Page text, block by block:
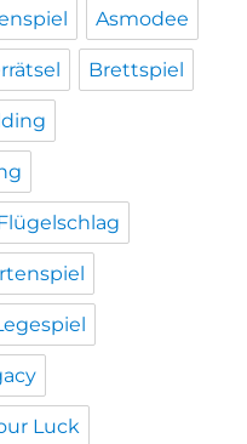
Asmodee
Brettspiel
Luck